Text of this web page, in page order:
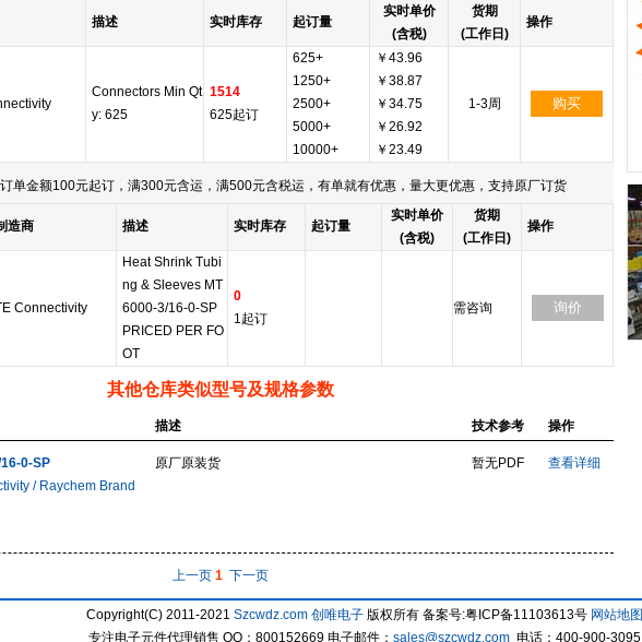
描述 实时库存 起订量
实时单价
(含税)
货期
(工作日)
操作
Connectors Min Qt
y: 625
1514
625起订
625+
1250+
2500+
5000+
10000+
￥43.96
￥38.87
￥34.75
￥26.92
￥23.49
1-3周 购买
单金额100元起订，满300元含运，满500元含税运，有单就有优惠，量大更优惠，支持原厂订货
造商 描述 实时库存 起订量
实时单价
(含税)
货期
(工作日)
操作
Connectivity
Heat Shrink Tubi
ng & Sleeves MT
6000-3/16-0-SP
PRICED PER FO
OT
0
1起订
需咨询 询价
其他仓库类似型号及规格参数
描述 技术参考 操作
0-SP
/ Raychem Brand
原厂原装货 暂无PDF 查看详细
上一页 1 下一页
Copyright(C) 2011-2021 Szcwdz.com 创唯电子 版权所有 备案号:粤ICP备11103613号 网站地图
专注电子元件代理销售 QQ：800152669 电子邮件： sales@szcwdz.com 电话：400-900-3095